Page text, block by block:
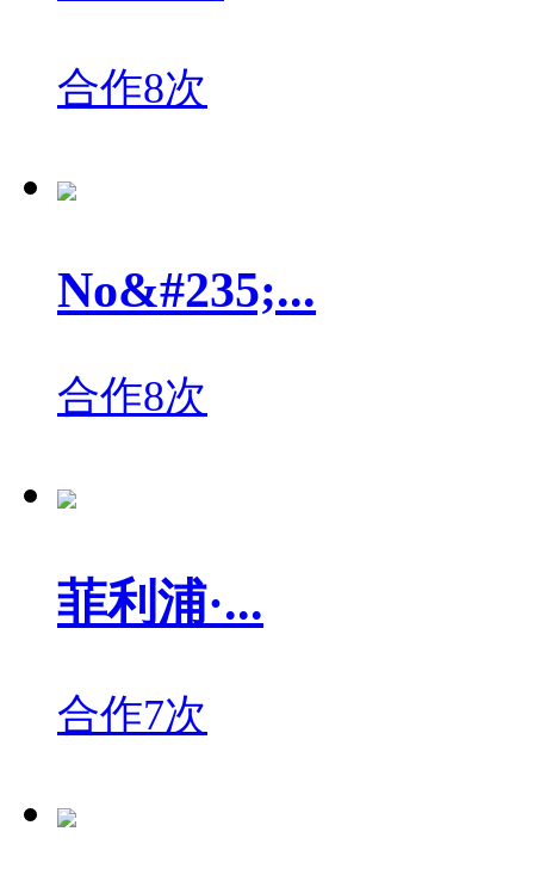
合作8次
No&#235;...
合作8次
菲利浦·...
合作7次